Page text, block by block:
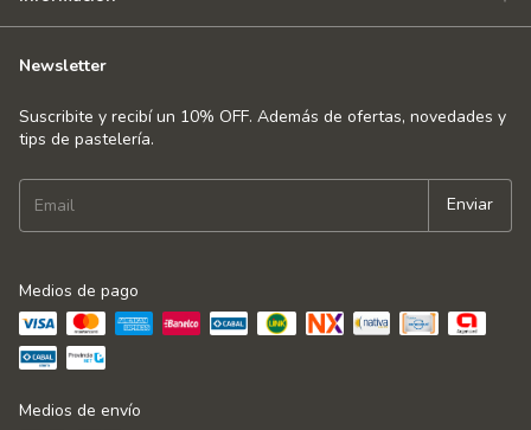
Newsletter
Suscribite y recibí un 10% OFF. Además de ofertas, novedades y
tips de pastelería.
Medios de pago
Medios de envío